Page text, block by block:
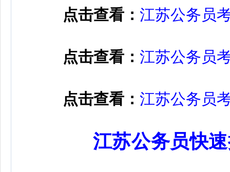
点击查看： 江苏公务员
点击查看： 江苏公务员
点击查看： 江苏公务员
江苏公务员快